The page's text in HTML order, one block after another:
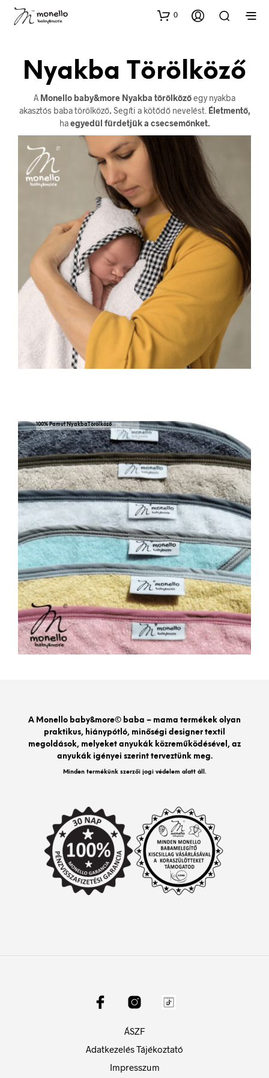
0
Nyakba Törölköző
A Monello baby&more Nyakba törölközőegy nyakba
akasztós baba törölköző.Segíti a kötődő nevelést. Életmentő,
haegyedül fürdetjük a csecsemőnket.
100% Pamut NyakbaTörölköző (10)
A Monello baby&more© baba – mama termékek olyan
praktikus, hiánypótló, minőségi designer textil
megoldások, melyeket anyukák közreműködésével, az
anyukák igényei szerint terveztünk meg.
Minden termékünk szerzői jogi védelem alatt áll.
ÁSZF
Adatkezelés Tájékoztató
Impresszum